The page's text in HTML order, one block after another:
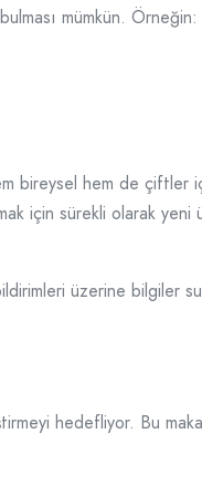
mümkün. Örneğin:
bireysel hem de çiftler
için sürekli olarak yeni
üzerine bilgiler
hedefliyor. Bu